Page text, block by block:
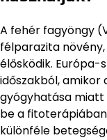
A fehér fagyöngy
félparazita
élősködik. Európa-
időszakból, amikor
gyógyhatása
be a
különféle